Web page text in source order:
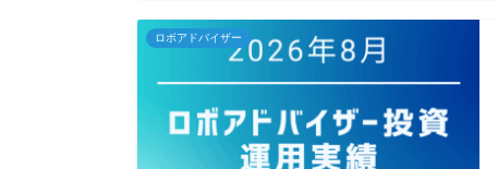
ロボアドバイザー